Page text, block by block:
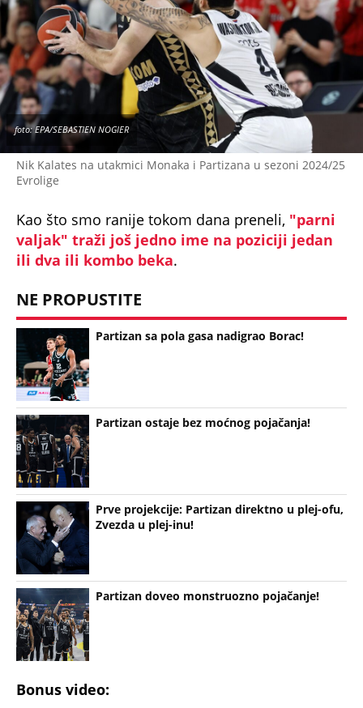
Nik Kalates na utakmici Monaka i Partizana u sezoni 2024/25
Evrolige
foto: EPA/SEBASTIEN NOGIER
valjak" traži još jedno ime na poziciji jedan
ili dva ili kombo beka.
Partizan sa pola gasa nadigrao Borac!
Partizan ostaje bez moćnog pojačanja!
Prve projekcije: Partizan direktno u plej-ofu,
Zvezda u plej-inu!
Partizan doveo monstruozno pojačanje!